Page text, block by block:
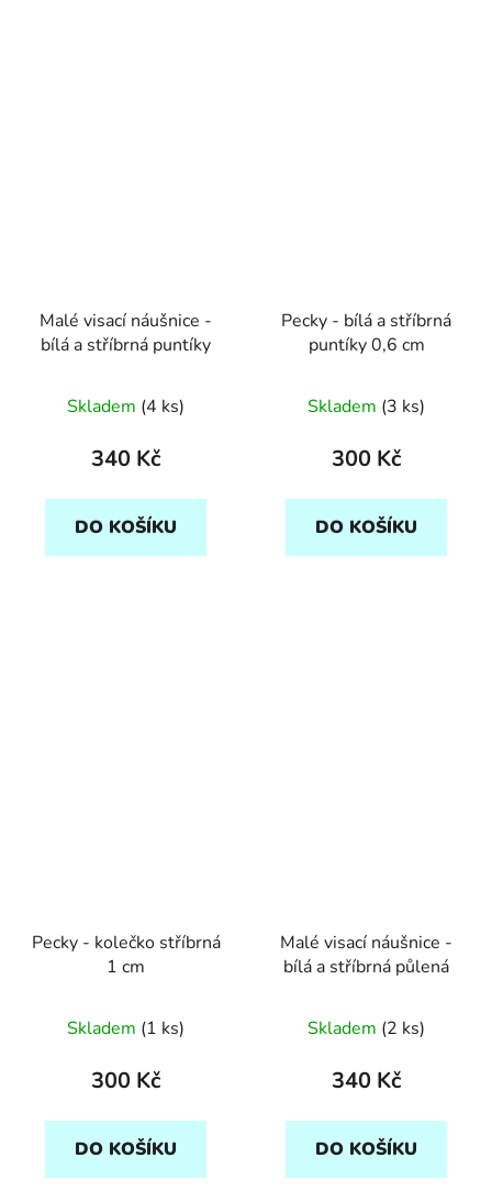
Malé visací náušnice -
bílá a stříbrná puntíky
Skladem (4 ks)
340 Kč
DO KOŠÍKU
Pecky - bílá a stříbrná
puntíky 0,6 cm
Skladem (3 ks)
300 Kč
DO KOŠÍKU
Pecky - kolečko stříbrná
1 cm
Skladem (1 ks)
300 Kč
DO KOŠÍKU
Malé visací náušnice -
bílá a stříbrná půlená
Skladem (2 ks)
340 Kč
DO KOŠÍKU